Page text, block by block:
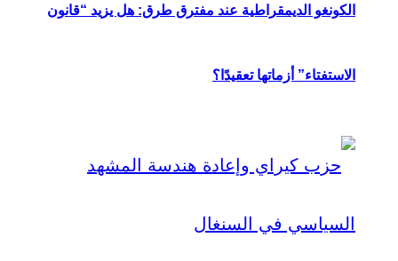
الكونغو الديمقراطية عند مفترق طرق: هل يزيد “قانون
الاستفتاء” أزماتها تعقيدًا؟